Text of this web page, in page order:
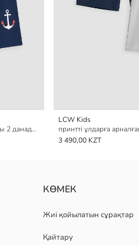
ұлдарға арналған шорт пижама шалбарлары 2 данадан тұратын қаптама
LCW Kids
3 490,00 KZT
КӨМЕК
Жиі қойылатын сұрақтар
Қайтару